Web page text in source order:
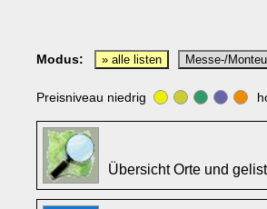
Modus: » alle listen Messe-/
Preisniveau niedrig
Übersicht Orte und